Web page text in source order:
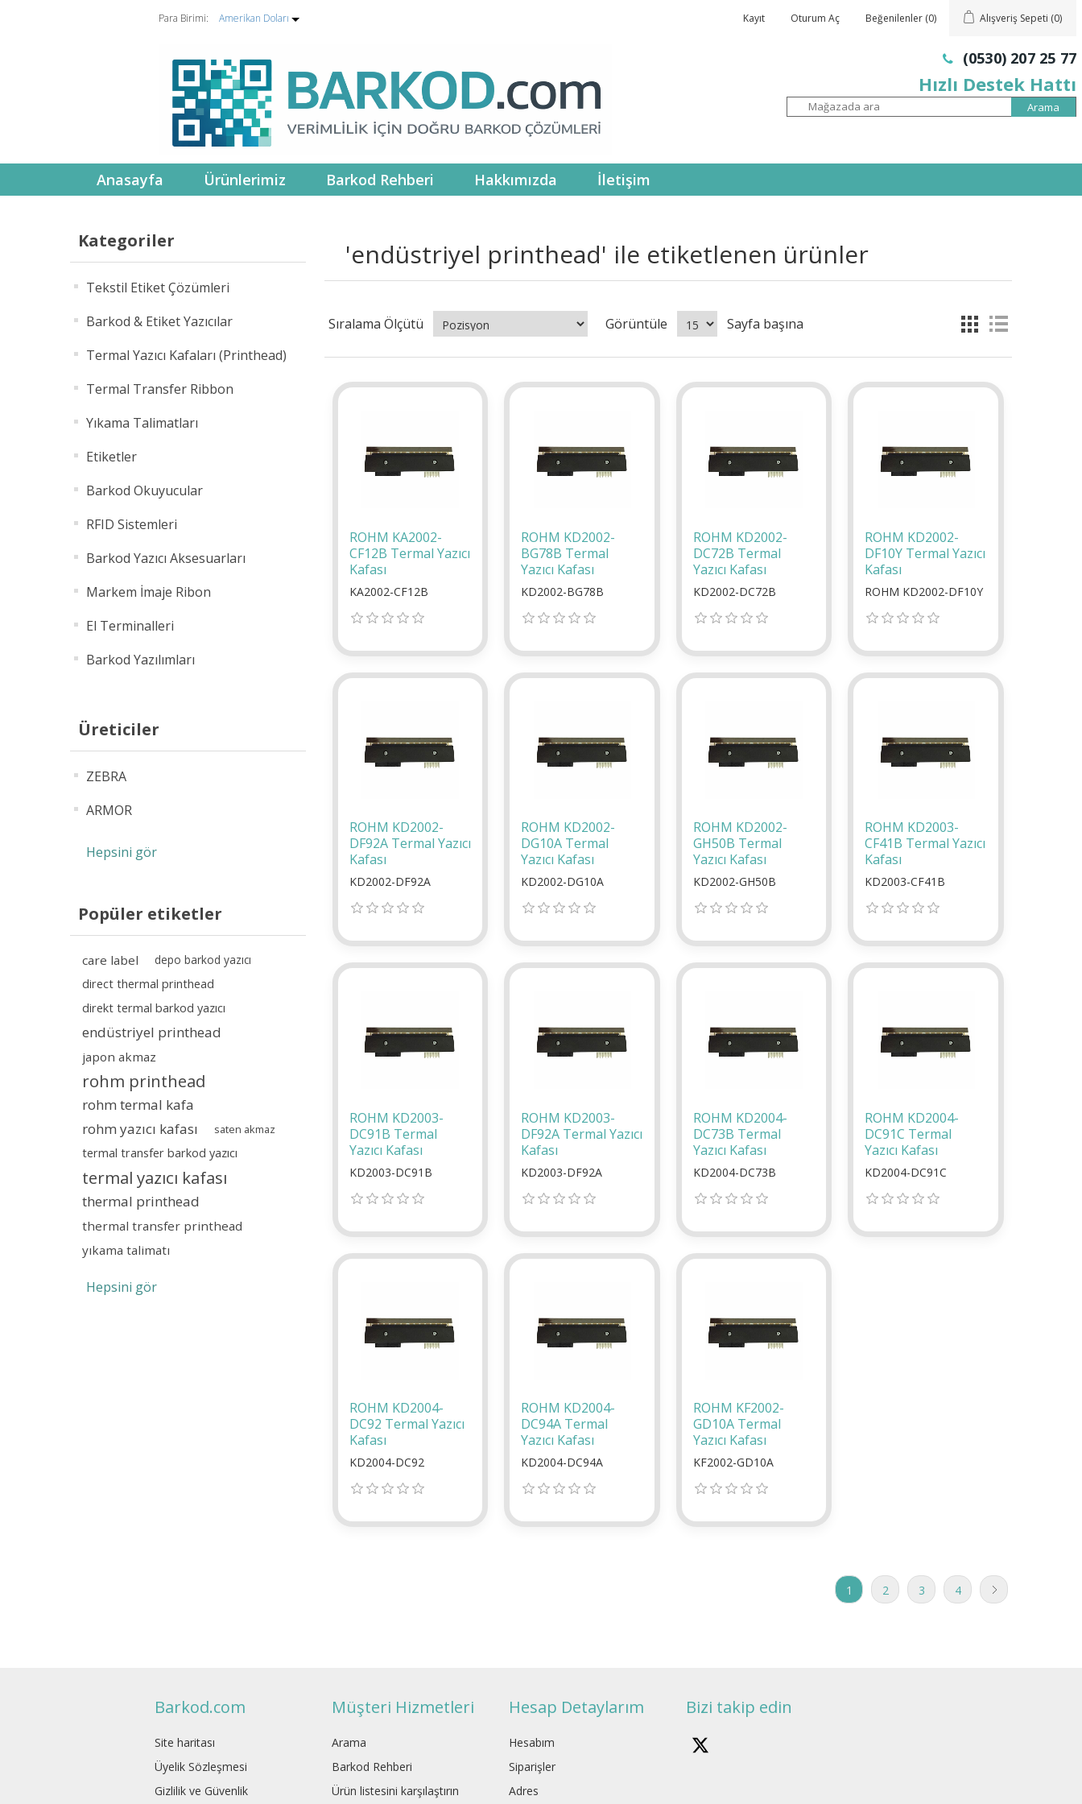
Para Birimi: Amerikan Doları Kayıt Oturum Aç Beğenilenler (0) Alışveriş Sepeti (0)
(0530) 207 25 77
Hızlı Destek Hattı
Anasayfa Ürünlerimiz Barkod Rehberi Hakkımızda İletişim
Kategoriler
Tekstil Etiket Çözümleri
Barkod & Etiket Yazıcılar
Termal Yazıcı Kafaları (Printhead)
Termal Transfer Ribbon
Yıkama Talimatları
Etiketler
Barkod Okuyucular
RFID Sistemleri
Barkod Yazıcı Aksesuarları
Markem İmaje Ribon
El Terminalleri
Barkod Yazılımları
Üreticiler
ZEBRA
ARMOR
Hepsini gör
Popüler etiketler
care label
depo barkod yazıcı
direct thermal printhead
direkt termal barkod yazıcı
endüstriyel printhead
japon akmaz
rohm printhead
rohm termal kafa
rohm yazıcı kafası
saten akmaz
termal transfer barkod yazıcı
termal yazıcı kafası
thermal printhead
thermal transfer printhead
yıkama talimatı
Hepsini gör
'endüstriyel printhead' ile etiketlenen ürünler
Sıralama Ölçütü Görüntüle Sayfa başına
ROHM KA2002-
CF12B Termal Yazıcı
Kafası
KA2002-CF12B
ROHM KD2002-
BG78B Termal
Yazıcı Kafası
KD2002-BG78B
ROHM KD2002-
DC72B Termal
Yazıcı Kafası
KD2002-DC72B
ROHM KD2002-
DF10Y Termal Yazıcı
Kafası
ROHM KD2002-DF10Y
ROHM KD2002-
DF92A Termal Yazıcı
Kafası
KD2002-DF92A
ROHM KD2002-
DG10A Termal
Yazıcı Kafası
KD2002-DG10A
ROHM KD2002-
GH50B Termal
Yazıcı Kafası
KD2002-GH50B
ROHM KD2003-
CF41B Termal Yazıcı
Kafası
KD2003-CF41B
ROHM KD2003-
DC91B Termal
Yazıcı Kafası
KD2003-DC91B
ROHM KD2003-
DF92A Termal Yazıcı
Kafası
KD2003-DF92A
ROHM KD2004-
DC73B Termal
Yazıcı Kafası
KD2004-DC73B
ROHM KD2004-
DC91C Termal
Yazıcı Kafası
KD2004-DC91C
ROHM KD2004-
DC92 Termal Yazıcı
Kafası
KD2004-DC92
ROHM KD2004-
DC94A Termal
Yazıcı Kafası
KD2004-DC94A
ROHM KF2002-
GD10A Termal
Yazıcı Kafası
KF2002-GD10A
1 2 3 4
Barkod.com
Site haritası
Üyelik Sözleşmesi
Gizlilik ve Güvenlik
Müşteri Hizmetleri
Arama
Barkod Rehberi
Ürün listesini karşılaştırın
Hesap Detaylarım
Hesabım
Siparişler
Adres
Bizi takip edin